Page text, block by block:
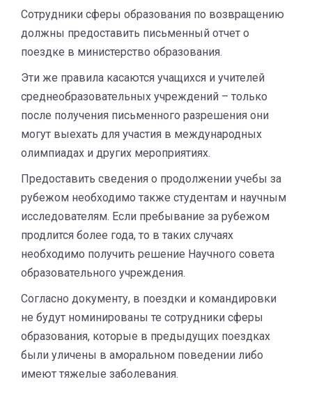
Сотрудники сферы образования по возвращению
должны предоставить письменный отчет о
поездке в министерство образования.
Эти же правила касаются учащихся и учителей
среднеобразовательных учреждений – только
после получения письменного разрешения они
могут выехать для участия в международных
олимпиадах и других мероприятиях.
Предоставить сведения о продолжении учебы за
рубежом необходимо также студентам и научным
исследователям. Если пребывание за рубежом
продлится более года, то в таких случаях
необходимо получить решение Научного совета
образовательного учреждения.
Согласно документу, в поездки и командировки
не будут номинированы те сотрудники сферы
образования, которые в предыдущих поездках
были уличены в аморальном поведении либо
имеют тяжелые заболевания.